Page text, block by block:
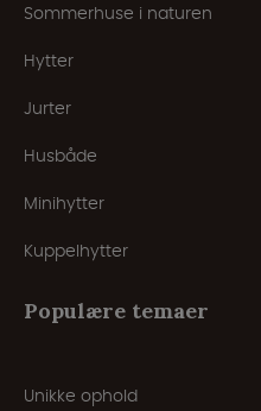
Sommerhuse i naturen
Hytter
Jurter
Husbåde
Minihytter
Kuppelhytter
Populære temaer
Unikke ophold